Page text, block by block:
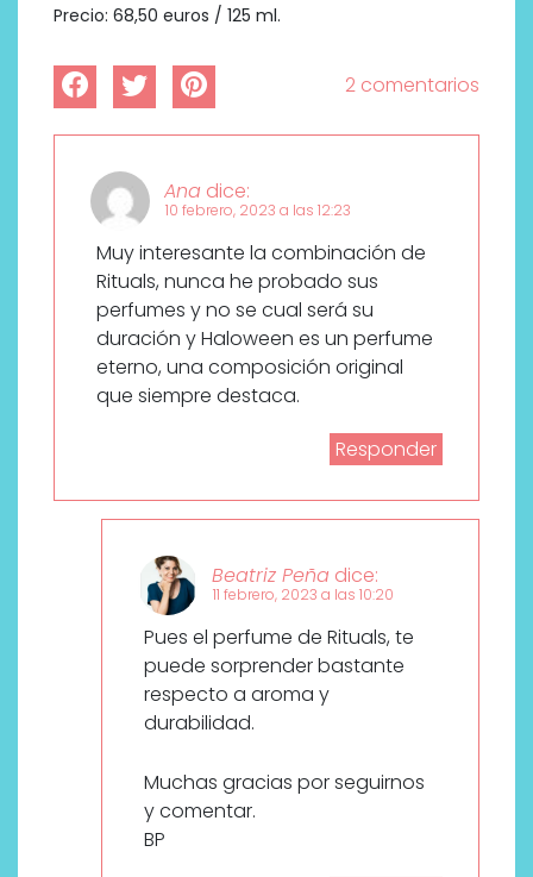
Precio: 68,50 euros / 125 ml.
2 comentarios
Ana dice:
10 febrero, 2023 a las 12:23
Muy interesante la combinación de
Rituals, nunca he probado sus
perfumes y no se cual será su
duración y Haloween es un perfume
eterno, una composición original
que siempre destaca.
Responder
Beatriz Peña dice:
11 febrero, 2023 a las 10:20
Pues el perfume de Rituals, te
puede sorprender bastante
respecto a aroma y
durabilidad.
Muchas gracias por seguirnos
y comentar.
BP